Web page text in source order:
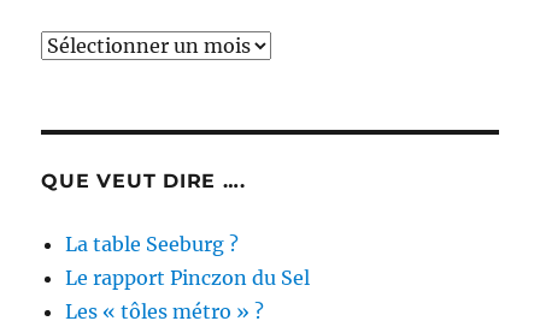
Archives
QUE VEUT DIRE ….
La table Seeburg ?
Le rapport Pinczon du Sel
Les « tôles métro » ?